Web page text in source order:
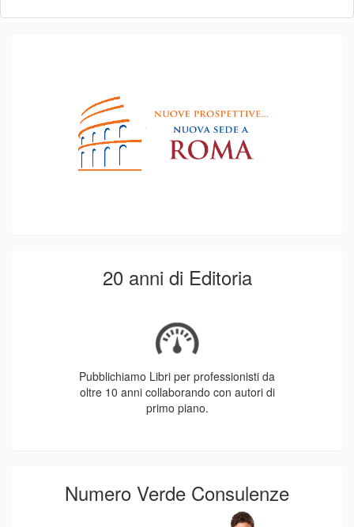
20 anni di Editoria
Pubblichiamo Libri per professionisti da
oltre 10 anni collaborando con autori di
primo piano.
Numero Verde Consulenze